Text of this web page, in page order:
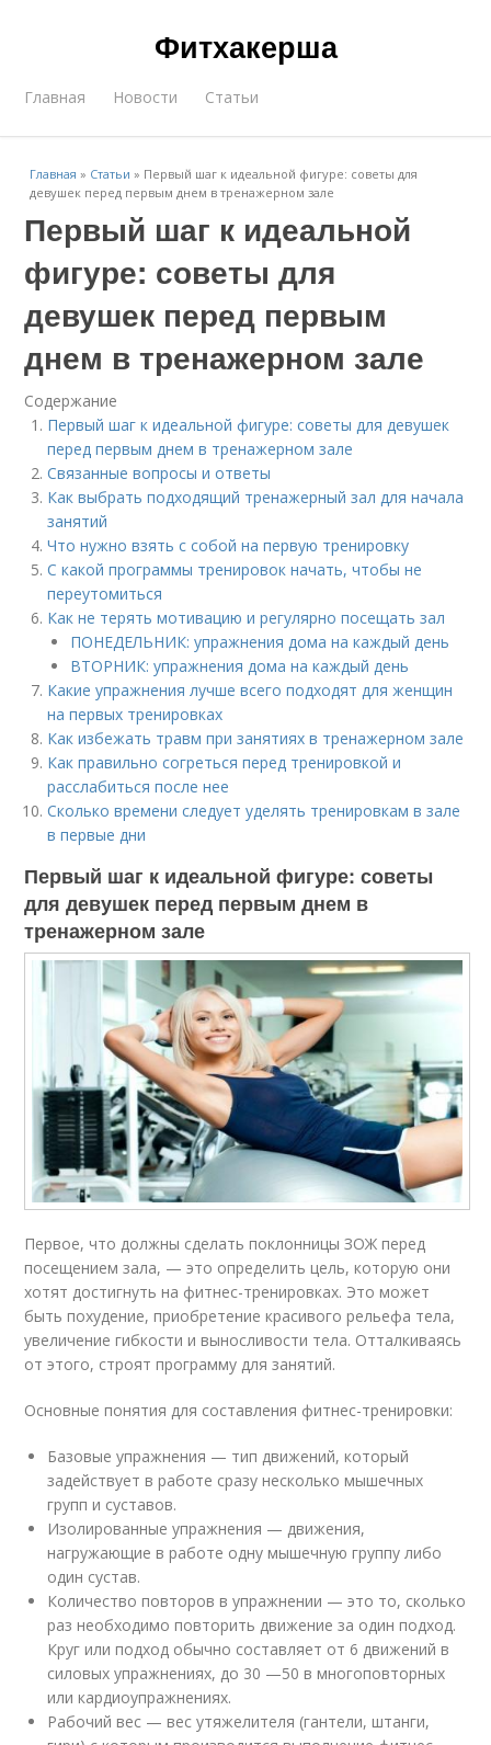
Фитхакерша
Главная Новости Статьи
Главная » Статьи » Первый шаг к идеальной фигуре: советы для
девушек перед первым днем в тренажерном зале
Первый шаг к идеальной
фигуре: советы для
девушек перед первым
днем в тренажерном зале
Содержание
Первый шаг к идеальной фигуре: советы для девушек
перед первым днем в тренажерном зале
Связанные вопросы и ответы
Как выбрать подходящий тренажерный зал для начала
занятий
Что нужно взять с собой на первую тренировку
С какой программы тренировок начать, чтобы не
переутомиться
Как не терять мотивацию и регулярно посещать зал
ПОНЕДЕЛЬНИК: упражнения дома на каждый день
ВТОРНИК: упражнения дома на каждый день
Какие упражнения лучше всего подходят для женщин
на первых тренировках
Как избежать травм при занятиях в тренажерном зале
Как правильно согреться перед тренировкой и
расслабиться после нее
Сколько времени следует уделять тренировкам в зале
в первые дни
Первый шаг к идеальной фигуре: советы
для девушек перед первым днем в
тренажерном зале
Первое, что должны сделать поклонницы ЗОЖ перед
посещением зала, — это определить цель, которую они
хотят достигнуть на фитнес-тренировках. Это может
быть похудение, приобретение красивого рельефа тела,
увеличение гибкости и выносливости тела. Отталкиваясь
от этого, строят программу для занятий.
Основные понятия для составления фитнес-тренировки:
Базовые упражнения — тип движений, который
задействует в работе сразу несколько мышечных
групп и суставов.
Изолированные упражнения — движения,
нагружающие в работе одну мышечную группу либо
один сустав.
Количество повторов в упражнении — это то, сколько
раз необходимо повторить движение за один подход.
Круг или подход обычно составляет от 6 движений в
силовых упражнениях, до 30 —50 в многоповторных
или кардиоупражнениях.
Рабочий вес — вес утяжелителя (гантели, штанги,